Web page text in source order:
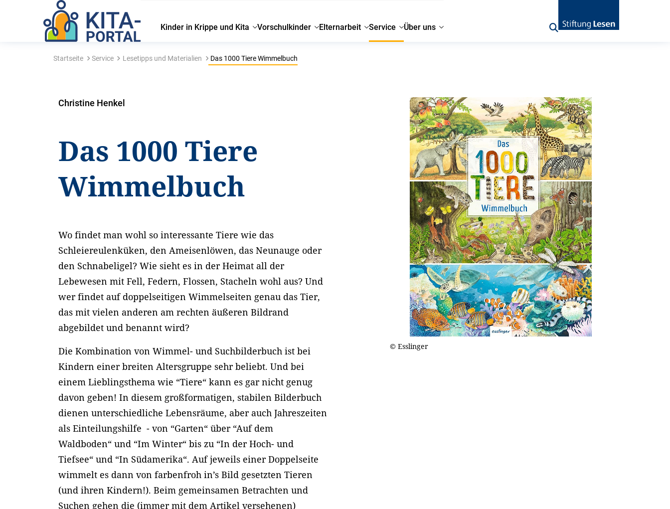
Kinder in Krippe und Kita Vorschulkinder Elternarbeit Service Über uns
Startseite Service Lesetipps und Materialien Das 1000 Tiere Wimmelbuch
Christine Henkel
Das 1000 Tiere
Wimmelbuch
Wo findet man wohl so interessante Tiere wie das
Schleiereulenküken, den Ameisenlöwen, das Neunauge oder
den Schnabeligel? Wie sieht es in der Heimat all der
Lebewesen mit Fell, Federn, Flossen, Stacheln wohl aus? Und
wer findet auf doppelseitigen Wimmelseiten genau das Tier,
das mit vielen anderen am rechten äußeren Bildrand
abgebildet und benannt wird?
Die Kombination von Wimmel- und Suchbilderbuch ist bei
Kindern einer breiten Altersgruppe sehr beliebt. Und bei
einem Lieblingsthema wie “Tiere“ kann es gar nicht genug
davon geben! In diesem großformatigen, stabilen Bilderbuch
dienen unterschiedliche Lebensräume, aber auch Jahreszeiten
als Einteilungshilfe - von “Garten“ über “Auf dem
Waldboden“ und “Im Winter“ bis zu “In der Hoch- und
Tiefsee“ und “In Südamerika“. Auf jeweils einer Doppelseite
wimmelt es dann von farbenfroh in’s Bild gesetzten Tieren
(und ihren Kindern!). Beim gemeinsamen Betrachten und
Suchen gehen die (immer mit dem Artikel versehenen)
© Esslinger